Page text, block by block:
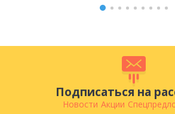
Подписаться на
Новости Акции